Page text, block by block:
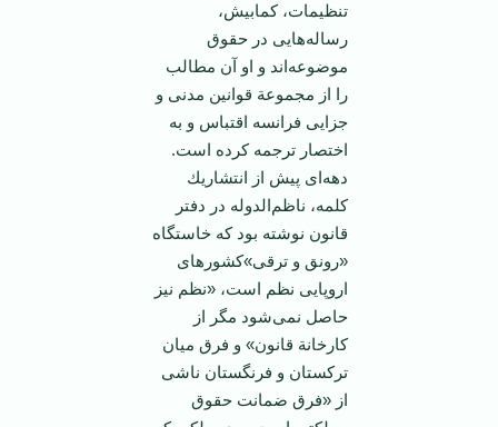
تنظیمات‌، كمابیش‌،
رساله‌هایی‌ در حقوق‌
موضوعه‌اند و او آن‌ مطالب‌
را از مجموعة‌ قوانین‌ مدنی‌ و
جزایی‌ فرانسه‌ اقتباس‌ و به‌
اختصار ترجمه‌ كرده‌ است‌.
دهه‌ای‌ پیش‌ از انتشاریك‌
كلمه‌، ناظم‌الدوله‌ در دفتر
قانون‌ نوشته‌ بود كه‌ خاستگاه‌
«رونق‌ و ترقی‌»كشورهای‌
اروپایی‌ نظم‌ است‌، «نظم‌ نیز
حاصل‌ نمی‌شود مگر از
كارخانة‌ قانون‌» و فرق‌ میان‌
تركستان‌ و فرنگستان‌ ناشی‌
از «فرق‌ ضمانت‌ حقوق